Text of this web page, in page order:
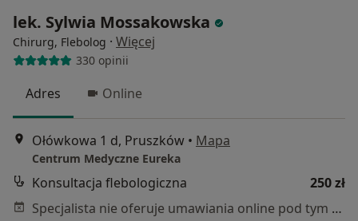
lek. Sylwia Mossakowska
Chirurg, Flebolog · Więcej
330 opinii
Adres Online
Ołówkowa 1 d, Pruszków • Mapa
Centrum Medyczne Eureka
Konsultacja flebologiczna
250 zł
Specjalista nie oferuje umawiania online pod tym adresem.